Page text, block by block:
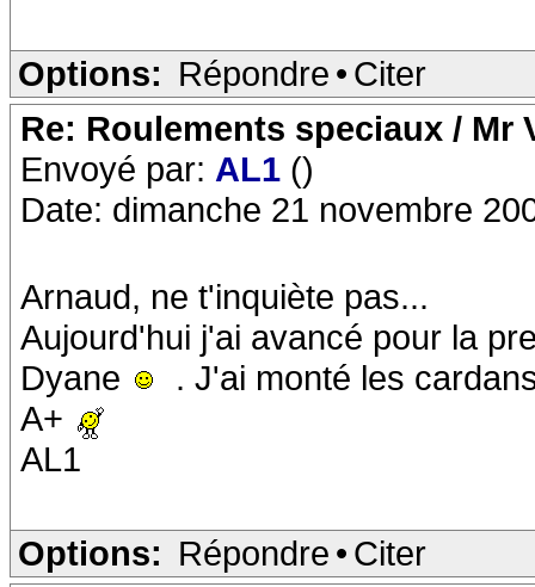
Options: Répondre • Citer
Re: Roulements speciaux / Mr
Envoyé par: AL1 ()
Date: dimanche 21 novembre
Arnaud, ne t'inquiète pas...
Aujourd'hui j'ai avancé pour la
Dyane
. J'ai monté les
A+
AL1
Options: Répondre • Citer